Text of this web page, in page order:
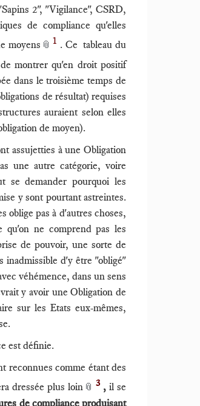
2", "Vigilance", CSRD,
de compliance qu'elles
moyens 📎 1 . Ce tableau du
montrer qu'en droit positif
dans le troisième temps de
de résultat) requises
auraient selon elles
de moyen).
assujetties à une Obligation
une autre catégorie, voire
se demander pourquoi les
y sont pourtant astreintes.
oblige pas à d'autres choses,
qu'on ne comprend pas les
de pouvoir, une sorte de
inadmissible d'y être "obligé"
véhémence, dans un sens
y avoir une Obligation de
sur les Etats eux-mêmes,
est définie.
reconnues comme étant des
dressée plus loin📎 3 ,il se
de compliance produisant